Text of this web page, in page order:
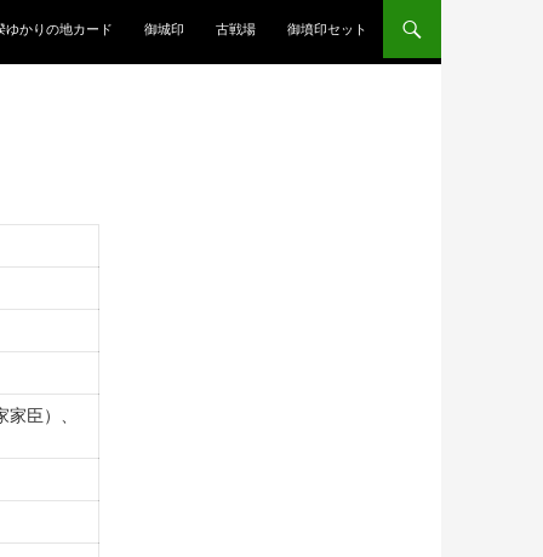
ゆかりの地カード 御城印 古戦場 御墳印セット
臣）、